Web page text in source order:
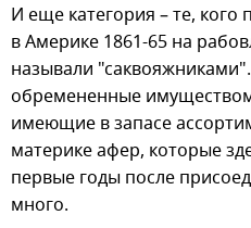
И еще категория – те,
в Америке 1861-65 на
называли
обремененные
имеющие в запасе
материке афер, которые
первые годы после
много.